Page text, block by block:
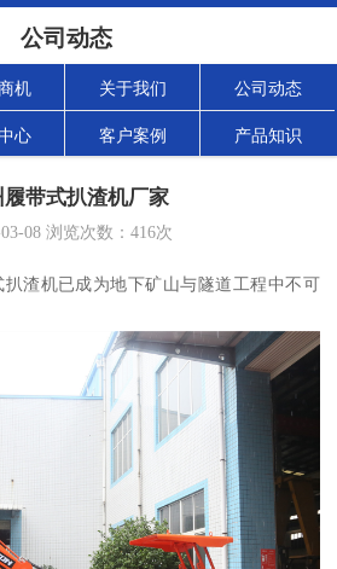
公司动态
机 关于我们 公司动态
心 客户案例 产品知识
履带式扒渣机厂家
08浏览次数： 416次
渣机已成为地下矿山与隧道工程中不可